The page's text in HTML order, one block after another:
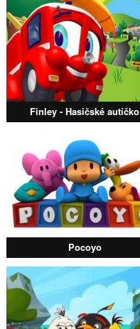
Finley - Hasičské autíčko
Pocoyo